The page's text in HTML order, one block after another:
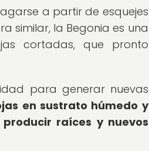
a partir de esquejes
similar, la Begonia es una
cortadas, que pronto
para generar nuevas
en sustrato húmedo y
raíces y nuevos